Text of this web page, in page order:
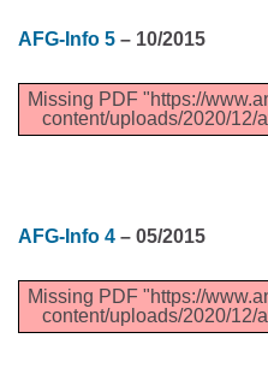
AFG-Info 5 – 10/2015
Missing PDF "https://
content/uploads/2020/12/
AFG-Info 4 – 05/2015
Missing PDF "https://
content/uploads/2020/12/